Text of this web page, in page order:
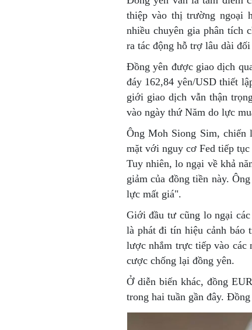
thiệp vào thị trường ngoại
nhiều chuyên gia phân tích
ra tác động hỗ trợ lâu dài
Đồng yên được giao dịch
đáy 162,84 yên/USD thiết
giới giao dịch vẫn thận
vào ngày thứ Năm do lực
Ông Moh Siong Sim,
mặt với nguy cơ Fed tiếp
Tuy nhiên, lo ngại về khả
giảm của đồng tiền này.
lực mất giá".
Giới đầu tư cũng lo ngại
là phát đi tín hiệu cảnh báo
lược nhắm trực tiếp vào các
cược chống lại đồng yên.
Ở diễn biến khác, đồng
trong hai tuần gần đây.